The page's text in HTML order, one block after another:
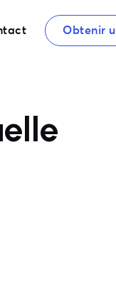
Obtenir